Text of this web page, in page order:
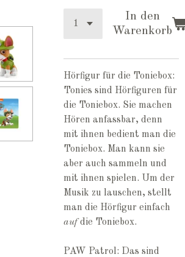
In den
Warenkorb
Hörfigur für die Toniebox:
Tonies sind Hörfiguren für
die Toniebox. Sie machen
Hören anfassbar, denn
mit ihnen bedient man die
Toniebox. Man kann sie
aber auch sammeln und
mit ihnen spielen. Um der
Musik zu lauschen, stellt
man die Hörfigur einfach
aufdie Toniebox.
PAW Patrol: Das sind